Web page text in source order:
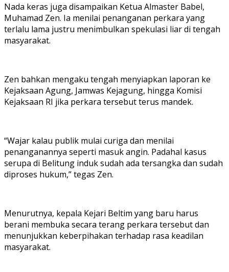
Nada keras juga disampaikan Ketua Almaster Babel,
Muhamad Zen. Ia menilai penanganan perkara yang
terlalu lama justru menimbulkan spekulasi liar di tengah
masyarakat.
Zen bahkan mengaku tengah menyiapkan laporan ke
Kejaksaan Agung, Jamwas Kejagung, hingga Komisi
Kejaksaan RI jika perkara tersebut terus mandek.
“Wajar kalau publik mulai curiga dan menilai
penanganannya seperti masuk angin. Padahal kasus
serupa di Belitung induk sudah ada tersangka dan sudah
diproses hukum,” tegas Zen.
Menurutnya, kepala Kejari Beltim yang baru harus
berani membuka secara terang perkara tersebut dan
menunjukkan keberpihakan terhadap rasa keadilan
masyarakat.